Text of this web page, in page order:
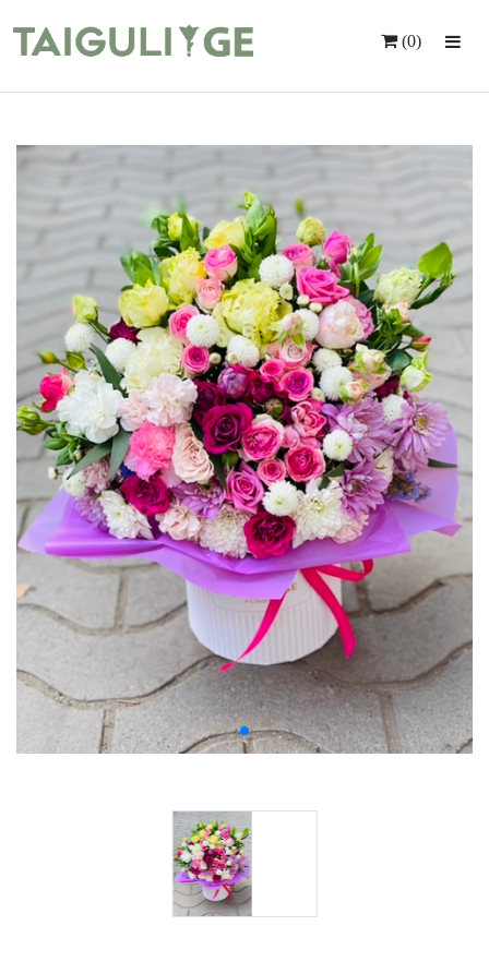
Ყვავილები
Საჩუქრები
Მომსახურება
Ინდივიდუალური Შეკვეთა
Კონტაქტი
(0)